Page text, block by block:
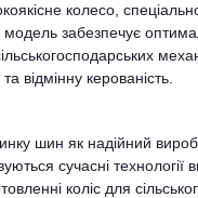
колесо,
забезпечує
відмінну керованість.
шин як надійний
сучасні технології
коліс для